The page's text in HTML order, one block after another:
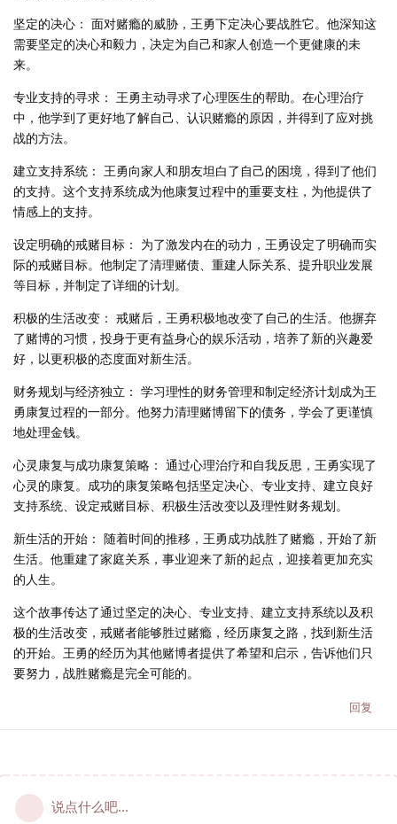
坚定的决心： 面对赌瘾的威胁，王勇下定决心要战胜它。他深知这
需要坚定的决心和毅力，决定为自己和家人创造一个更健康的未
来。
专业支持的寻求： 王勇主动寻求了心理医生的帮助。在心理治疗
中，他学到了更好地了解自己、认识赌瘾的原因，并得到了应对挑
战的方法。
建立支持系统： 王勇向家人和朋友坦白了自己的困境，得到了他们
的支持。这个支持系统成为他康复过程中的重要支柱，为他提供了
情感上的支持。
设定明确的戒赌目标： 为了激发内在的动力，王勇设定了明确而实
际的戒赌目标。他制定了清理赌债、重建人际关系、提升职业发展
等目标，并制定了详细的计划。
积极的生活改变： 戒赌后，王勇积极地改变了自己的生活。他摒弃
了赌博的习惯，投身于更有益身心的娱乐活动，培养了新的兴趣爱
好，以更积极的态度面对新生活。
财务规划与经济独立： 学习理性的财务管理和制定经济计划成为王
勇康复过程的一部分。他努力清理赌博留下的债务，学会了更谨慎
地处理金钱。
心灵康复与成功康复策略： 通过心理治疗和自我反思，王勇实现了
心灵的康复。成功的康复策略包括坚定决心、专业支持、建立良好
支持系统、设定戒赌目标、积极生活改变以及理性财务规划。
新生活的开始： 随着时间的推移，王勇成功战胜了赌瘾，开始了新
生活。他重建了家庭关系，事业迎来了新的起点，迎接着更加充实
的人生。
这个故事传达了通过坚定的决心、专业支持、建立支持系统以及积
极的生活改变，戒赌者能够胜过赌瘾，经历康复之路，找到新生活
的开始。王勇的经历为其他赌博者提供了希望和启示，告诉他们只
要努力，战胜赌瘾是完全可能的。
回复
说点什么吧...